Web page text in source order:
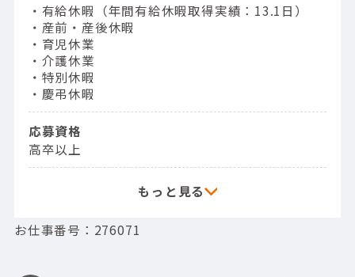
・有給休暇（年間有給休暇取得実績：13.1日）
・産前・産後休暇
・育児休業
・介護休業
・特別休暇
・慶弔休暇
応募資格
高卒以上
お仕事番号：276071